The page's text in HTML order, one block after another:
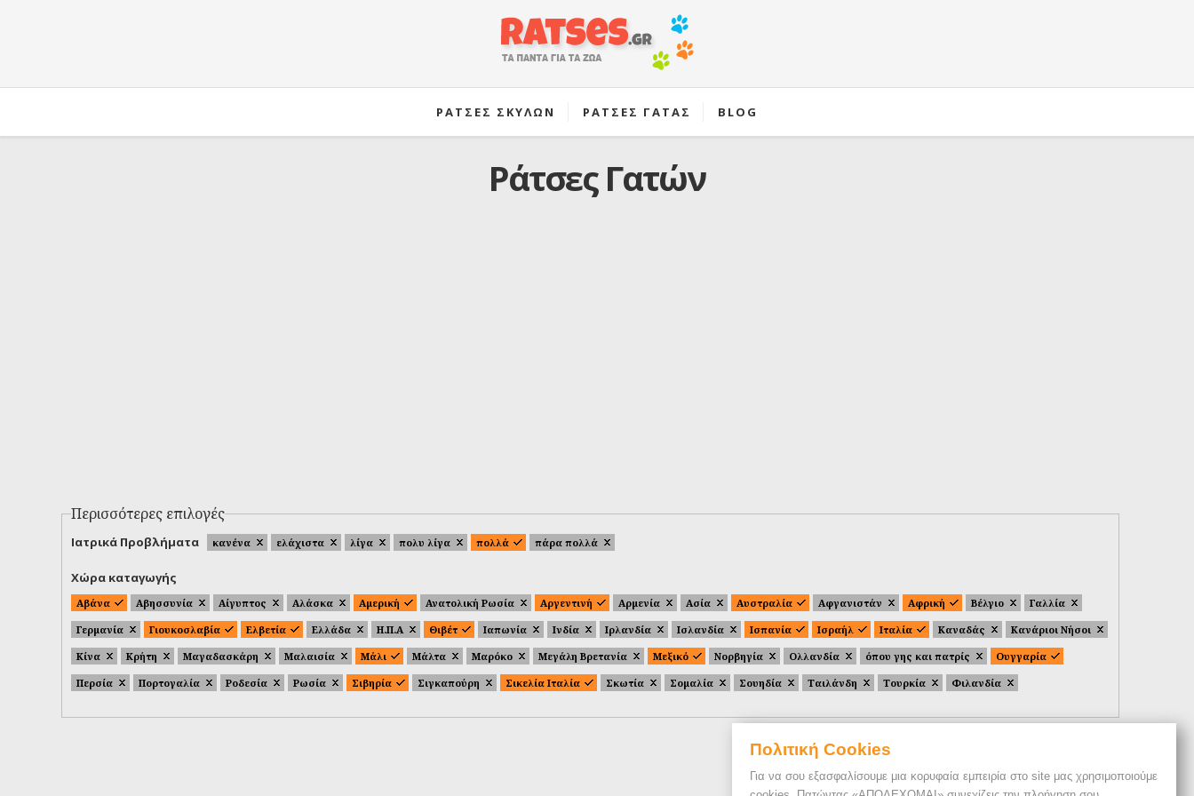
Πολιτική Cookies
Για να σου εξασφαλίσουμε μια κορυφαία εμπειρία στο site μας χρησιμοποιούμε
ΡΑΤΣΕΣ ΣΚΥΛΩΝ ΡΑΤΣΕΣ ΓΑΤΑΣ BLOG
Ράτσες Γατών
Περισσότερες επιλογές
Ιατρικά Προβλήματα κανένα ελάχιστα λίγα πολυ λίγα πολλά πάρα πολλά
Χώρα καταγωγής
Αβάνα Αβησσυνία Αίγυπτος Αλάσκα Αμερική Ανατολική Ρωσία Αργεντινή Αρμενία Ασία Αυστραλία Αφγανιστάν Αφρική Βέλγιο
Γαλλία
Γερμανία
Γιουκοσλαβία Ελβετία Ελλάδα Η.Π.Α Θιβέτ Ιαπωνία Ινδία Ιρλανδία Ισλανδία Ισπανία Ισραήλ Ιταλία Καναδάς
Κανάριοι Νήσοι
Κίνα
Κρήτη Μαγαδασκάρη Μαλαισία Μάλι Μάλτα Μαρόκο Μεγάλη Βρετανία Μεξικό Νορβηγία Ολλανδία όπου γης και πατρίς
Ουγγαρία
Περσία
Πορτογαλία Ροδεσία Ρωσία Σιβηρία Σιγκαπούρη Σικελία Ιταλία Σκωτία Σομαλία Σουηδία Ταιλάνδη Τουρκία Φιλανδία